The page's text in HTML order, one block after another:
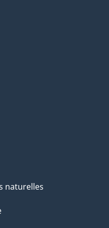
naturelles